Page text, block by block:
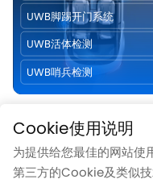
UWB脚踢开门系统
UWB活体检测
UWB哨兵检测
提供体验更好的智能进入服务
进出场景更安全、更便捷
Cookie使用说明
为提供给您最佳的网站使
第三方的Cookie及类似